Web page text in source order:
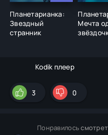
Планетарианка:
Звездный
странник
Мечта
Kodik плеер
3 0
Понравилось